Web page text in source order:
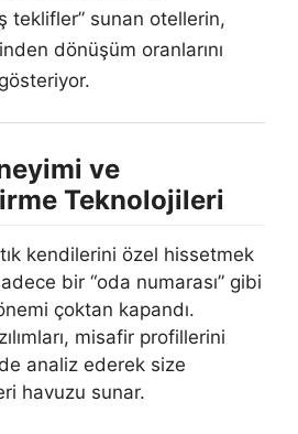
teklifler” sunan otellerin,
dönüşüm oranlarını
gösteriyor.
ve
Teknolojileri
kendilerini özel hissetmek
bir “oda numarası” gibi
çoktan kapandı.
misafir profillerini
analiz ederek size
havuzu sunar.